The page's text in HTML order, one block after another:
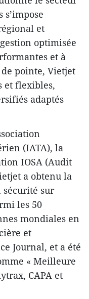
et
optimisée
et à
pointe, Vietjet
et flexibles,
adaptés
(IATA), la
IOSA (Audit
a obtenu la
sécurité sur
les 50
mondiales en
et
Journal, et a été
« Meilleure
CAPA et